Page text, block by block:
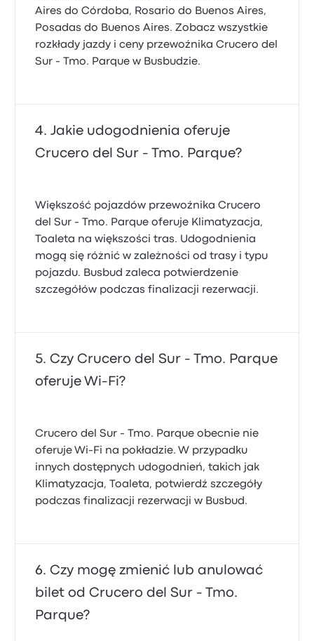
Aires do Córdoba, Rosario do Buenos Aires,
Posadas do Buenos Aires. Zobacz wszystkie
rozkłady jazdy i ceny przewoźnika Crucero del
Sur - Tmo. Parque w Busbudzie.
Jakie udogodnienia oferuje
Crucero del Sur - Tmo. Parque?
Większość pojazdów przewoźnika Crucero
del Sur - Tmo. Parque oferuje Klimatyzacja,
Toaleta na większości tras. Udogodnienia
mogą się różnić w zależności od trasy i typu
pojazdu. Busbud zaleca potwierdzenie
szczegółów podczas finalizacji rezerwacji.
Czy Crucero del Sur - Tmo. Parque
oferuje Wi-Fi?
Crucero del Sur - Tmo. Parque obecnie nie
oferuje Wi-Fi na pokładzie. W przypadku
innych dostępnych udogodnień, takich jak
Klimatyzacja, Toaleta, potwierdź szczegóły
podczas finalizacji rezerwacji w Busbud.
Czy mogę zmienić lub anulować
bilet od Crucero del Sur - Tmo.
Parque?